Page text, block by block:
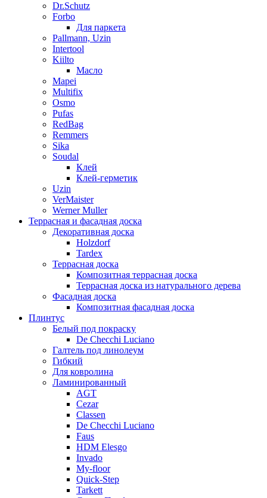
Dr.Schutz
Forbo
Для паркета
Pallmann, Uzin
Intertool
Kiilto
Масло
Mapei
Multifix
Osmo
Pufas
RedBag
Remmers
Sika
Soudal
Клей
Клей-герметик
Uzin
VerMaister
Werner Muller
Террасная и фасадная доска
Декоративная доска
Holzdorf
Tardex
Террасная доска
Композитная террасная доска
Террасная доска из натурального дерева
Фасадная доска
Композитная фасадная доска
Плинтус
Белый под покраску
De Checchi Luciano
Галтель под линолеум
Гибкий
Для ковролина
Ламинированный
AGT
Cezar
Classen
De Checchi Luciano
Faus
HDM Elesgo
Invado
My-floor
Quick-Step
Tarkett